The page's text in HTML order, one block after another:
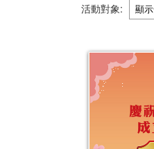
活動對象: 顯